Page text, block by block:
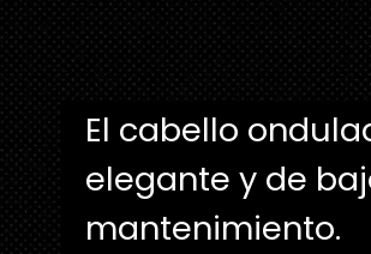
El cabello
elegante y de
mantenimiento.
El cabello
elegante y de
mantenimiento.